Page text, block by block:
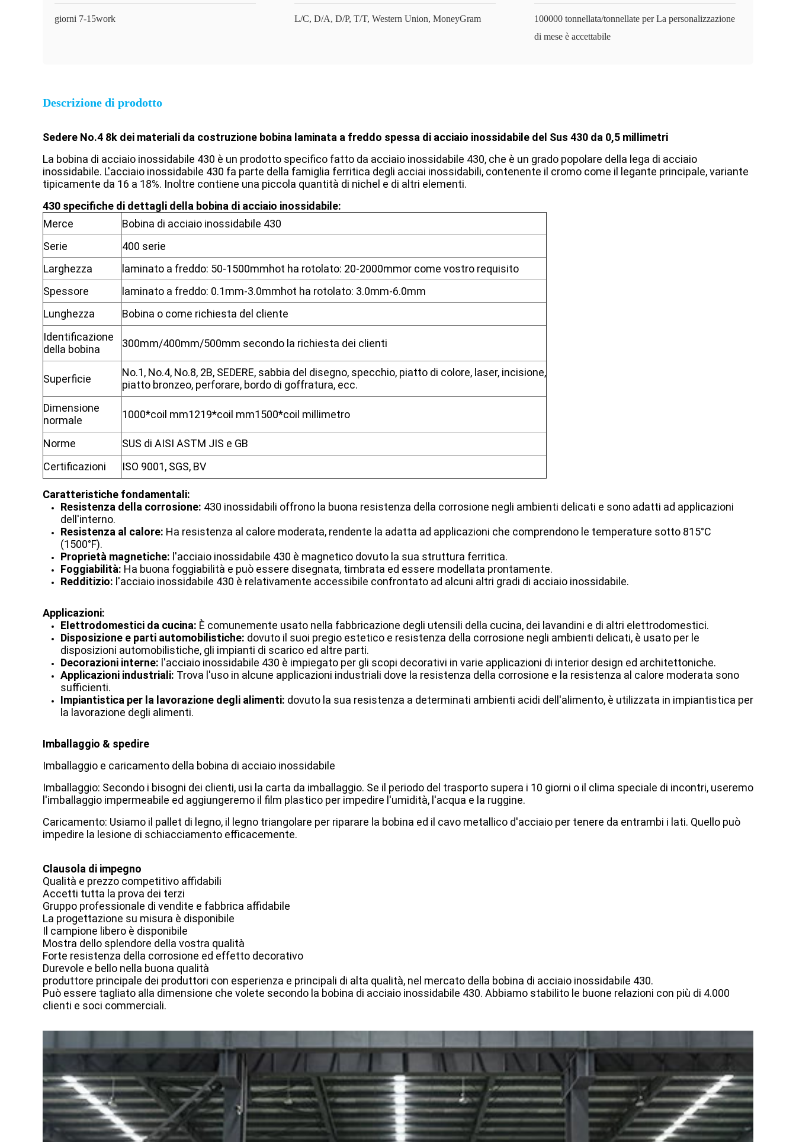
giorni 7-15work L/C, D/A, D/P, T/T, Western Union, MoneyGram
100000 tonnellata/tonnellate per La personalizzazione
di mese è accettabile
Descrizione di prodotto
Sedere No.4 8k dei materiali da costruzione bobina laminata a freddo spessa di acciaio inossidabile del Sus 430 da 0,5 millimetri
La bobina di acciaio inossidabile 430 è un prodotto specifico fatto da acciaio inossidabile 430, che è un grado popolare della lega di acciaio
inossidabile. L'acciaio inossidabile 430 fa parte della famiglia ferritica degli acciai inossidabili, contenente il cromo come il legante principale, variante
tipicamente da 16 a 18%. Inoltre contiene una piccola quantità di nichel e di altri elementi.
430 specifiche di dettagli della bobina di acciaio inossidabile:
Merce
Bobina di acciaio inossidabile 430
Serie
400 serie
Larghezza
laminato a freddo: 50-1500mmhot ha rotolato: 20-2000mmor come vostro requisito
Spessore
laminato a freddo: 0.1mm-3.0mmhot ha rotolato: 3.0mm-6.0mm
Lunghezza
Bobina o come richiesta del cliente
Identificazione
della bobina
300mm/400mm/500mm secondo la richiesta dei clienti
Superficie
No.1, No.4, No.8, 2B, SEDERE, sabbia del disegno, specchio, piatto di colore, laser, incisione,
piatto bronzeo, perforare, bordo di goffratura, ecc.
Dimensione
normale
1000*coil mm1219*coil mm1500*coil millimetro
Norme
SUS di AISI ASTM JIS e GB
Certificazioni
ISO 9001, SGS, BV
Caratteristiche fondamentali:
Resistenza della corrosione: 430 inossidabili offrono la buona resistenza della corrosione negli ambienti delicati e sono adatti ad applicazioni
dell'interno.
Resistenza al calore: Ha resistenza al calore moderata, rendente la adatta ad applicazioni che comprendono le temperature sotto 815°C
(1500°F).
Proprietà magnetiche: l'acciaio inossidabile 430 è magnetico dovuto la sua struttura ferritica.
Foggiabilità: Ha buona foggiabilità e può essere disegnata, timbrata ed essere modellata prontamente.
Redditizio: l'acciaio inossidabile 430 è relativamente accessibile confrontato ad alcuni altri gradi di acciaio inossidabile.
Applicazioni:
Elettrodomestici da cucina: È comunemente usato nella fabbricazione degli utensili della cucina, dei lavandini e di altri elettrodomestici.
Disposizione e parti automobilistiche: dovuto il suoi pregio estetico e resistenza della corrosione negli ambienti delicati, è usato per le
disposizioni automobilistiche, gli impianti di scarico ed altre parti.
Decorazioni interne: l'acciaio inossidabile 430 è impiegato per gli scopi decorativi in varie applicazioni di interior design ed architettoniche.
Applicazioni industriali: Trova l'uso in alcune applicazioni industriali dove la resistenza della corrosione e la resistenza al calore moderata sono
sufficienti.
Impiantistica per la lavorazione degli alimenti: dovuto la sua resistenza a determinati ambienti acidi dell'alimento, è utilizzata in impiantistica per
la lavorazione degli alimenti.
Imballaggio & spedire
Imballaggio e caricamento della bobina di acciaio inossidabile
Imballaggio: Secondo i bisogni dei clienti, usi la carta da imballaggio. Se il periodo del trasporto supera i 10 giorni o il clima speciale di incontri, useremo
l'imballaggio impermeabile ed aggiungeremo il film plastico per impedire l'umidità, l'acqua e la ruggine.
Caricamento: Usiamo il pallet di legno, il legno triangolare per riparare la bobina ed il cavo metallico d'acciaio per tenere da entrambi i lati. Quello può
impedire la lesione di schiacciamento efficacemente.
Clausola di impegno
Qualità e prezzo competitivo affidabili
Accetti tutta la prova dei terzi
Gruppo professionale di vendite e fabbrica affidabile
La progettazione su misura è disponibile
Il campione libero è disponibile
Mostra dello splendore della vostra qualità
Forte resistenza della corrosione ed effetto decorativo
Durevole e bello nella buona qualità
produttore principale dei produttori con esperienza e principali di alta qualità, nel mercato della bobina di acciaio inossidabile 430.
Può essere tagliato alla dimensione che volete secondo la bobina di acciaio inossidabile 430. Abbiamo stabilito le buone relazioni con più di 4.000
clienti e soci commerciali.